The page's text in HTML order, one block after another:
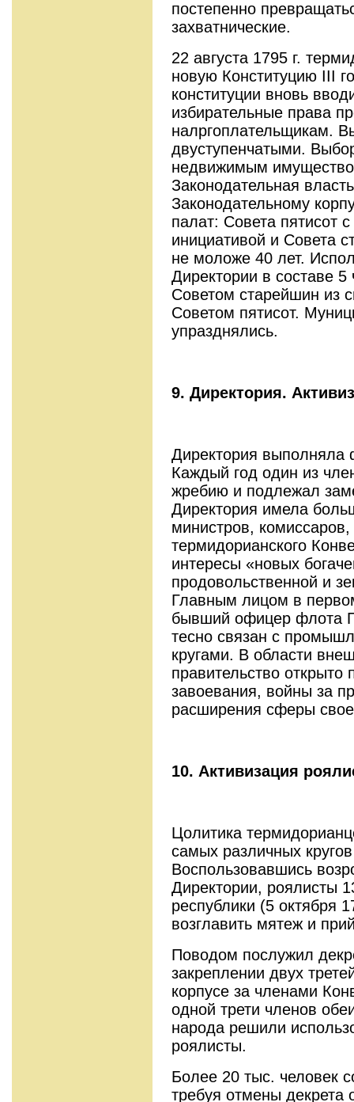
постепенно
захватнические.
22 августа 1795 г.
новую Кон­ституцию III
конституции вновь
избирательные права
налргоплательщикам.
двуступенчатыми.
недвижимым
Законодательная
Законодательному
палат: Совета пятисот
инициативой и Совета
не моложе 40 лет.
Директории в составе
Советом старейшин из
Советом пятисот.
упразднялись.
9. Директория.
Директория выполняла
Каждый год один из
жребию и подлежал
Директория имела
министров,
термидорианско­го
интересы «новых
продовольственной и
Главным лицом в
бывший офицер флота
тесно связан с
кругами. В области
правительство
завоевания, войны за
расширения сферы
10. Активизация
Цолитика
самых различ­ных
Воспользовавшись
Директории, роялисты
республики (5 ок­тября
возглавить мятеж и
Поводом послужил
закреплении двух
корпусе за членами
одной трети членов
народа решили
роялисты.
Более 20 тыс. человек
требуя отмены